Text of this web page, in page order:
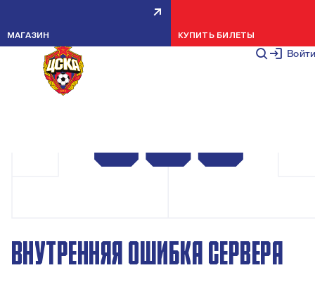
Войти
МАГАЗИН КУПИТЬ БИЛЕТЫ
ВНУТРЕННЯЯ ОШИБКА СЕРВЕРА